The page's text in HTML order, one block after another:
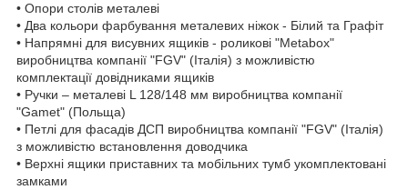
• Опори столів металеві
• Два кольори фарбування металевих ніжок - Білий та Графіт
• Напрямні для висувних ящиків - роликові "Metabox"
виробництва компанії "FGV" (Італія) з можливістю
комплектації довідниками ящиків
• Ручки – металеві L 128/148 мм виробництва компанії
"Gamet" (Польща)
• Петлі для фасадів ДСП виробництва компанії "FGV" (Італія)
з можливістю встановлення доводчика
• Верхні ящики приставних та мобільних тумб укомплектовані
замками